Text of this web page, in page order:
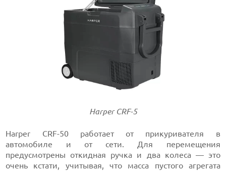
Harper CRF-5
Harper CRF-50 работает от прикуривателя в
автомобиле и от сети. Для перемещения
предусмотрены откидная ручка и два колеса — это
очень кстати, учитывая, что масса пустого агрегата